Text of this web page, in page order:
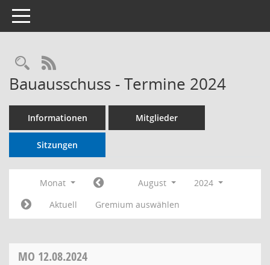
Toggle navigation
RSS-Feed
Bauausschuss - Termine 2024
Informationen Mitglieder
Sitzungen
Monat August
2024
Aktuell
Gremium auswählen
MO 12.08.2024